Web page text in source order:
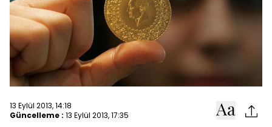
13 Eylül 2013, 14:18
Güncelleme : 13 Eylül 2013, 17:35